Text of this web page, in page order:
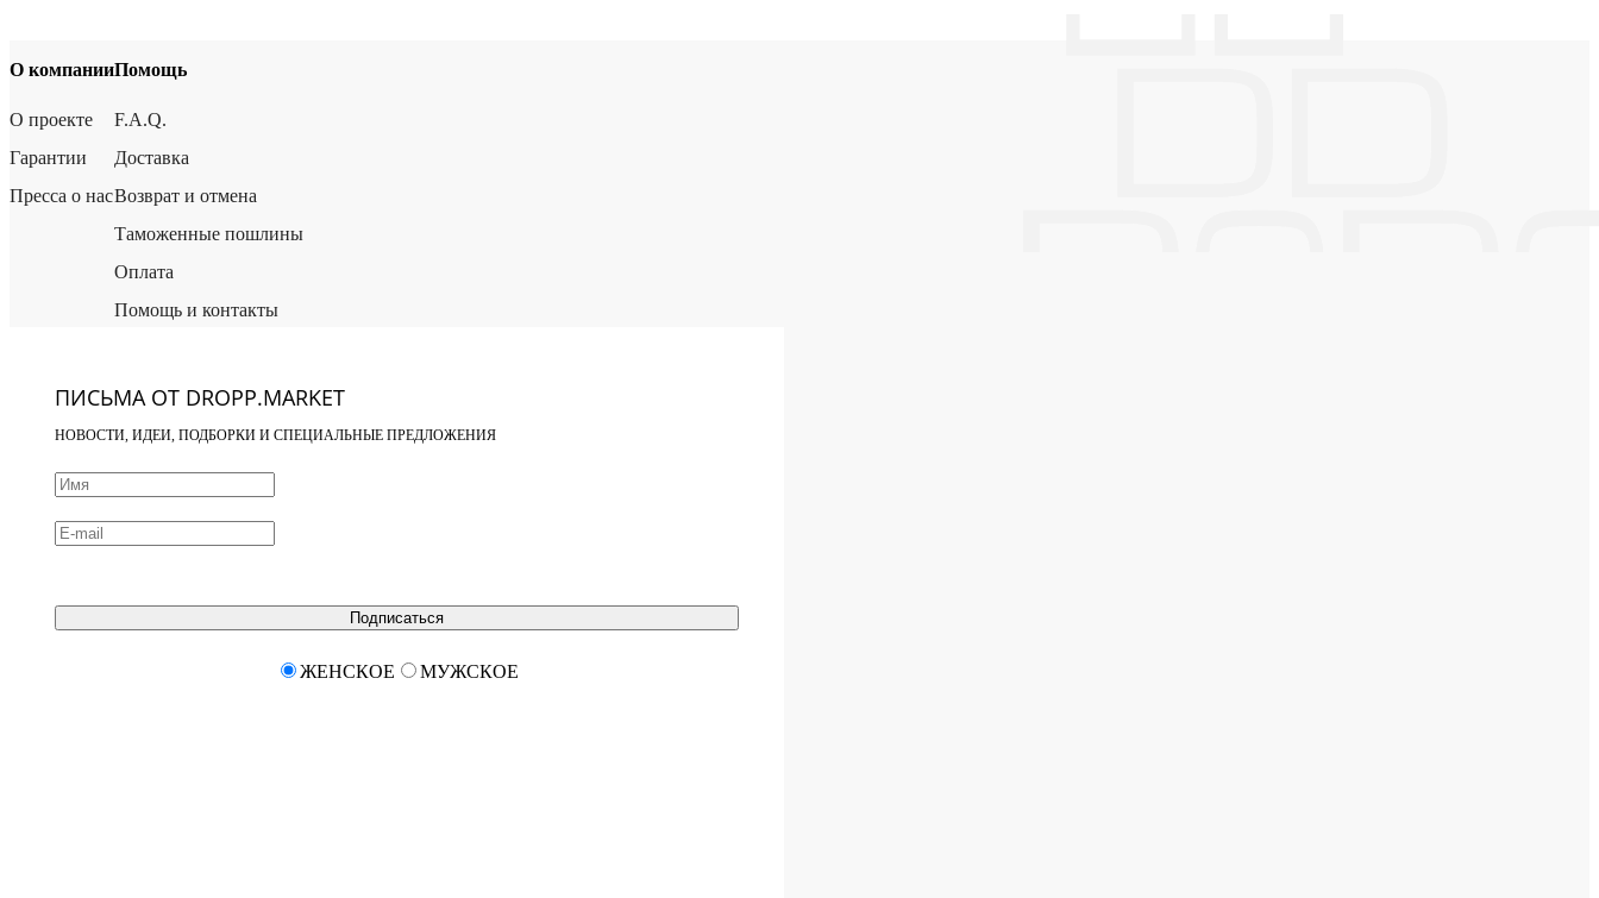
О компании
О проекте
Гарантии
Пресса о нас
Помощь
F.A.Q.
Доставка
Возврат и отмена
Таможенные пошлины
Оплата
Помощь и контакты
ПИСЬМА ОТ DROPP.MARKET
НОВОСТИ, ИДЕИ, ПОДБОРКИ И СПЕЦИАЛЬНЫЕ ПРЕДЛОЖЕНИЯ
Подписаться
ЖЕНСКОЕ МУЖСКОЕ